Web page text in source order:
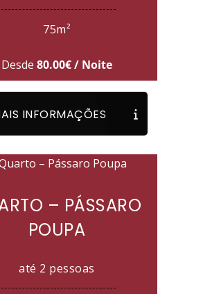
75m²
Desde 80.00€ / Noite
INFORMAÇÕES
– PÁSSARO
POUPA
até 2 pessoas